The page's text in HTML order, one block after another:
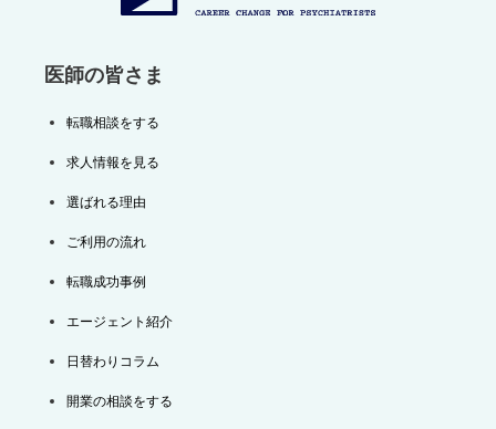
医師の皆さま
転職相談をする
求人情報を見る
選ばれる理由
ご利用の流れ
転職成功事例
エージェント紹介
日替わりコラム
開業の相談をする